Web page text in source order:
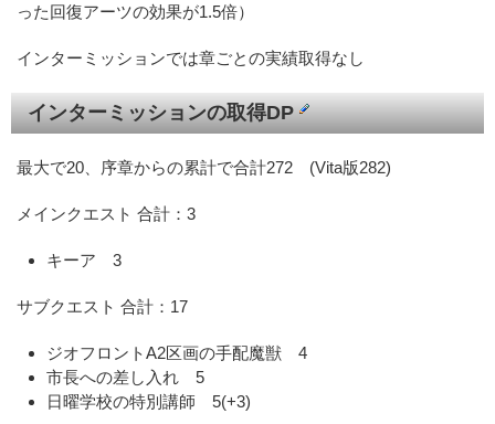
った回復アーツの効果が1.5倍）
インターミッションでは章ごとの実績取得なし
インターミッションの取得DP
最大で20、序章からの累計で合計272 (Vita版282)
メインクエスト 合計：3
キーア 3
サブクエスト 合計：17
ジオフロントA2区画の手配魔獣 4
市長への差し入れ 5
日曜学校の特別講師 5(+3)